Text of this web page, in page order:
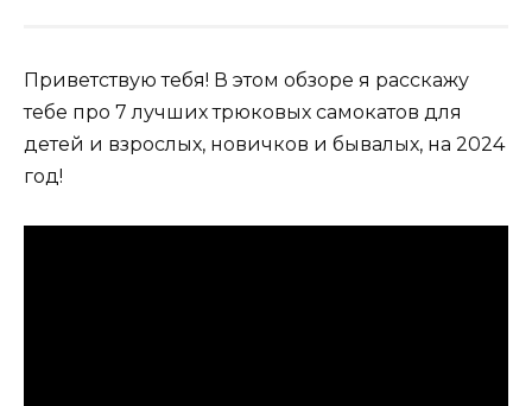
Приветствую тебя! В этом обзоре я расскажу
тебе про 7 лучших трюковых самокатов для
детей и взрослых, новичков и бывалых, на 2024
год!